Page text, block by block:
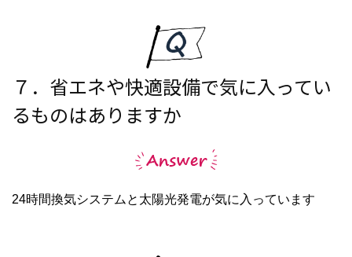
７．省エネや快適設備で気に入ってい
るものはありますか
24時間換気システムと太陽光発電が気に入っています